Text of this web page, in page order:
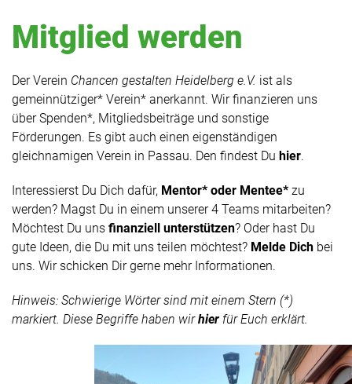
Mitglied werden
Der Verein Chancen gestalten Heidelberg e.V. ist als
gemeinnütziger* Verein* anerkannt. Wir finanzieren uns
über Spenden*, Mitgliedsbeiträge und sonstige
Förderungen. Es gibt auch einen eigenständigen
gleichnamigen Verein in Passau. Den findest Du hier.
Interessierst Du Dich dafür, Mentor* oder Mentee* zu
werden? Magst Du in einem unserer 4 Teams mitarbeiten?
Möchtest Du uns finanziell unterstützen? Oder hast Du
gute Ideen, die Du mit uns teilen möchtest? Melde Dich bei
uns. Wir schicken Dir gerne mehr Informationen.
Hinweis: Schwierige Wörter sind mit einem Stern (*)
markiert. Diese Begriffe haben wirhier für Euch erklärt.